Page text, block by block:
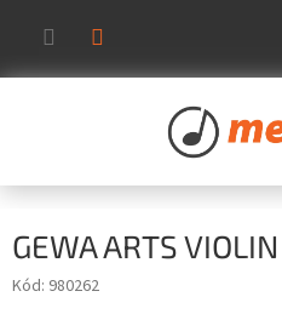
obsah
GEWA ARTS
Kód: 980262